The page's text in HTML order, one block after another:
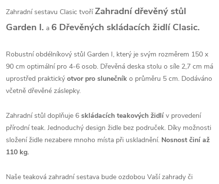
Zahradní sestavu Clasic tvoří Zahradní dřevěný stůl
Garden I. a 6 Dřevěných skládacích židlí Clasic.
Robustní obdélníkový stůl Garden I, který je svým rozměrem 150 x
90 cm optimální pro 4-6 osob. Dřevěná deska stolu o síle 2,7 cm má
uprostřed praktický otvor pro slunečník o průměru 5 cm. Dodáváno
včetně dřevěné záslepky.
Zahradní stůl doplňuje 6 skládacích teakových židlí v provedení
přírodní teak. Jednoduchý design židle bez područek. Díky možnosti
složení židle nezabere mnoho místa při uskladnění. Nosnost činí až
110 kg.
Naše teaková zahradní sestava bude ozdobou Vaší zahrady či